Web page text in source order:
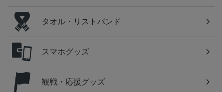
タオル・リストバンド
スマホグッズ
観戦・応援グッズ